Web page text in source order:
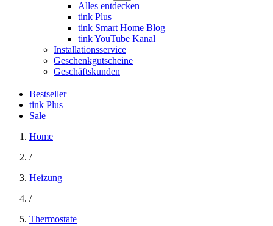
Alles entdecken
tink Plus
tink Smart Home Blog
tink YouTube Kanal
Installationsservice
Geschenkgutscheine
Geschäftskunden
Bestseller
tink Plus
Sale
Home
/
Heizung
/
Thermostate